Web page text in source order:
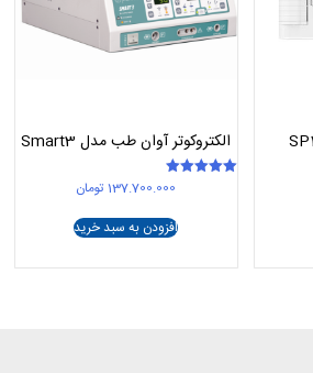
الکتروکوتر آوان طب مدل Smart3
137.700.000 تومان
افزودن به سبد خرید